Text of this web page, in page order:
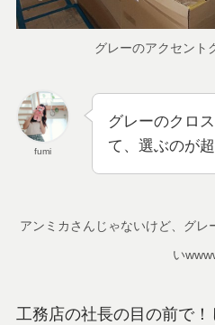
グレーのアクセント
fumi
グレーのクロ
て、選ぶのが
アンミカさんじゃないけど、グ
い
工務店の社長の目の前で